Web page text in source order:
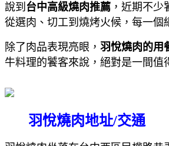
說到 台中高級燒肉推薦 ，近期不
從選肉、切工到燒烤火候，每一個
除了肉品表現亮眼， 羽悅燒肉的用
牛料理的饕客來說，絕對是一間值
羽悅燒肉地址/交通